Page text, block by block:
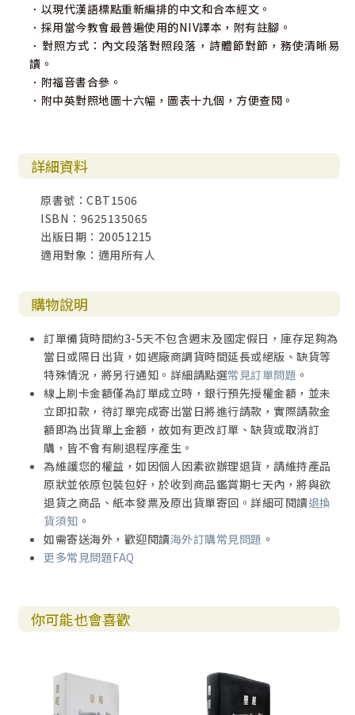
．以現代漢語標點重新編排的中文和合本經文。
．採用當今教會最普遍使用的NIV譯本，附有註腳。
．對照方式：內文段落對照段落，詩體節對節，務使清晰易
讀。
．附福音書合參。
．附中英對照地圖十六幅，圖表十九個，方便查閱。
詳細資料
原書號：CBT1506
ISBN：9625135065
出版日期：20051215
適用對象：適用所有人
購物說明
訂單備貨時間約3-5天不包含週末及國定假日，庫存足夠為
當日或隔日出貨，如遇廠商調貨時間延長或絕版、缺貨等
特殊情況，將另行通知。詳細請點選常見訂單問題 。
線上刷卡金額僅為訂單成立時，銀行預先授權金額，並未
立即扣款，待訂單完成寄出當日將進行請款，實際請款金
額即為出貨單上金額，故如有更改訂單、缺貨或取消訂
購，皆不會有刷退程序產生。
為維護您的權益，如因個人因素欲辦理退貨，請維持產品
原狀並依原包裝包好，於收到商品鑑賞期七天內，將與欲
退貨之商品、紙本發票及原出貨單寄回。詳細可閱讀退換
貨須知 。
如需寄送海外，歡迎閱讀海外訂購常見問題 。
更多常見問題FAQ
你可能也會喜歡